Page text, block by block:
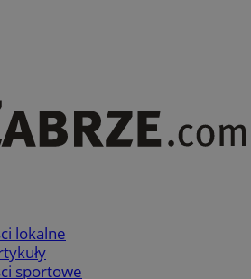
lokalne
sportowe